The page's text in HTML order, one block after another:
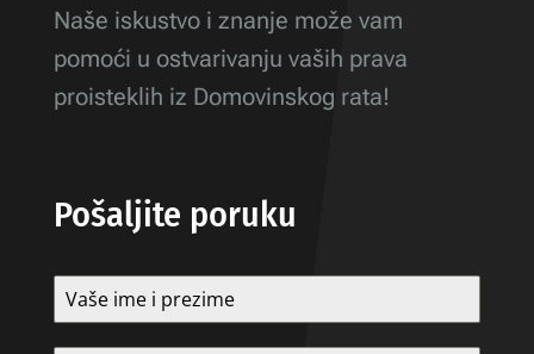
Naše iskustvo i znanje može vam
pomoći u ostvarivanju vaših prava
proisteklih iz Domovinskog rata!
Pošaljite poruku